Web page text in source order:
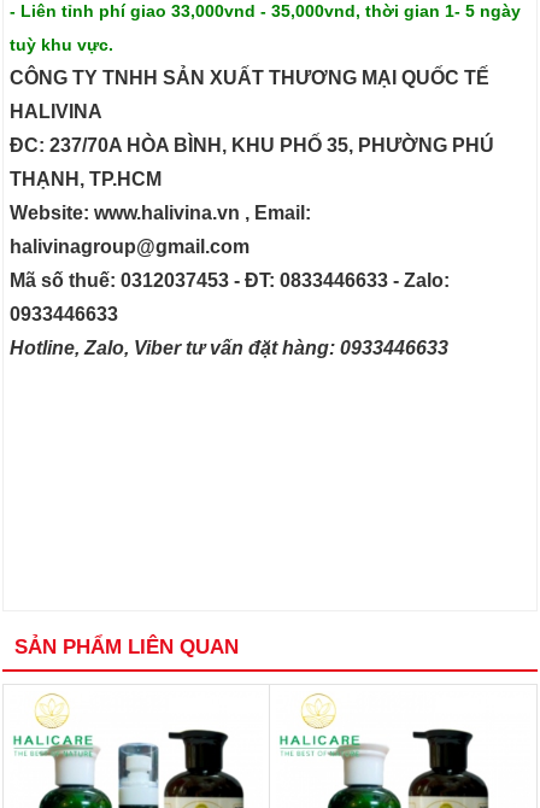
- Liên tỉnh phí giao 33,000vnd - 35,000vnd, thời gian 1- 5 ngày
tuỳ khu vực.
CÔNG TY TNHH SẢN XUẤT THƯƠNG MẠI QUỐC TẾ
HALIVINA
ĐC: 237/70A HÒA BÌNH, KHU PHỐ 35, PHƯỜNG PHÚ
THẠNH, TP.HCM
Website: www.halivina.vn , Email:
halivinagroup@gmail.com
Mã số thuế: 0312037453 - ĐT: 0833446633 - Zalo:
0933446633
Hotline, Zalo, Viber tư vấn đặt hàng: 0933446633
SẢN PHẨM LIÊN QUAN